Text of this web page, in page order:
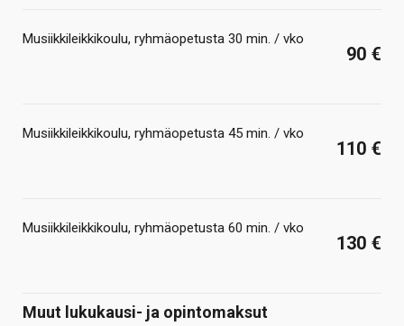
Musiikkileikkikoulu, ryhmäopetusta 30 min. / vko
90 €
Musiikkileikkikoulu, ryhmäopetusta 45 min. / vko
110 €
Musiikkileikkikoulu, ryhmäopetusta 60 min. / vko
130 €
Muut lukukausi- ja opintomaksut